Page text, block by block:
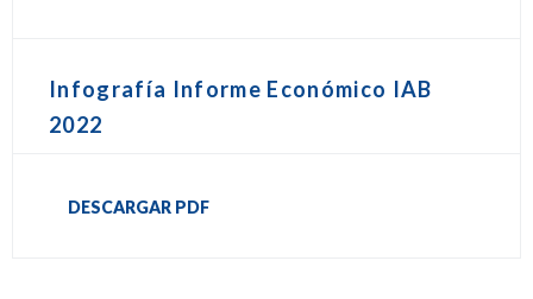
Infografía Informe Económico IAB
2022
DESCARGAR PDF